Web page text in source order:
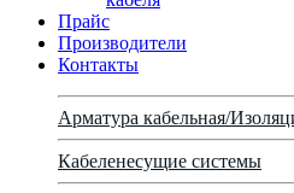
Прайс
Производители
Контакты
Арматура кабельная/
Кабеленесущие системы